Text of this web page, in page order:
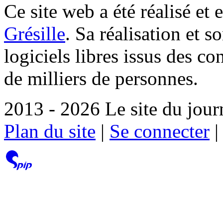
Ce site web a été réalisé et
Grésille. Sa réalisation et
logiciels libres issus des
de milliers de personnes.
2013 - 2026 Le site du
Plan du site | Se connecter |